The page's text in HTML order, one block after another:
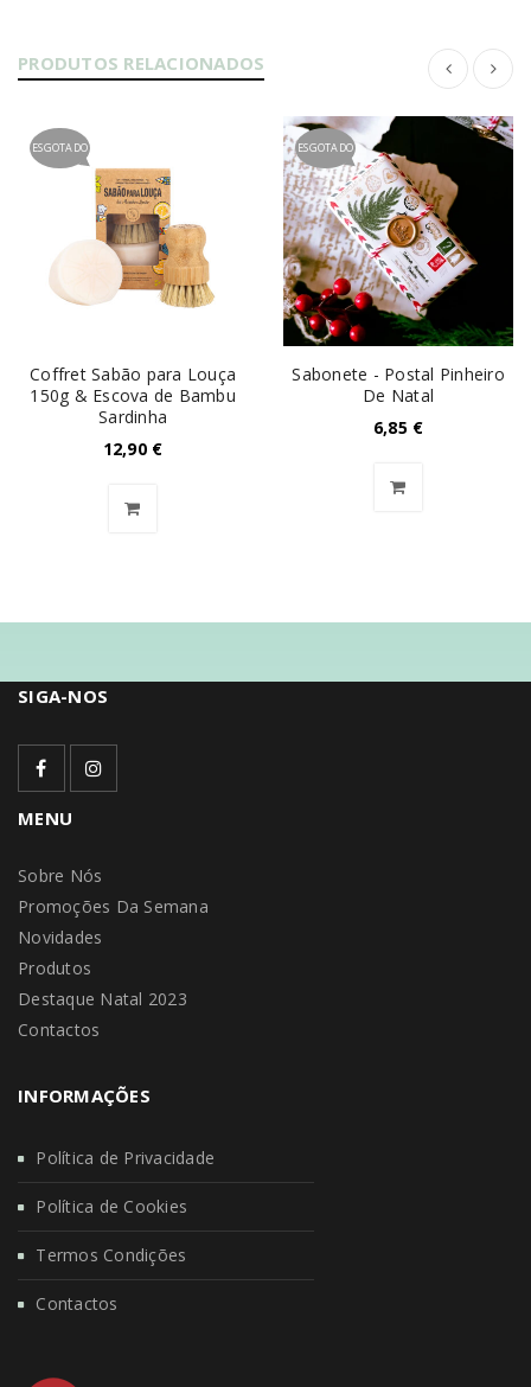
PRODUTOS RELACIONADOS
ESGOTADO
Coffret Sabão para Louça
150g & Escova de Bambu
Sardinha
12,90 €
ESGOTADO
Sabonete - Postal Pinheiro
De Natal
6,85 €
SIGA-NOS
MENU
Sobre Nós
Promoções Da Semana
Novidades
Produtos
Destaque Natal 2023
Contactos
INFORMAÇÕES
Política de Privacidade
Política de Cookies
Termos Condições
Contactos